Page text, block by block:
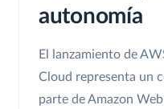
autonomía
El lanzamiento de
Cloud representa un
parte de Amazon